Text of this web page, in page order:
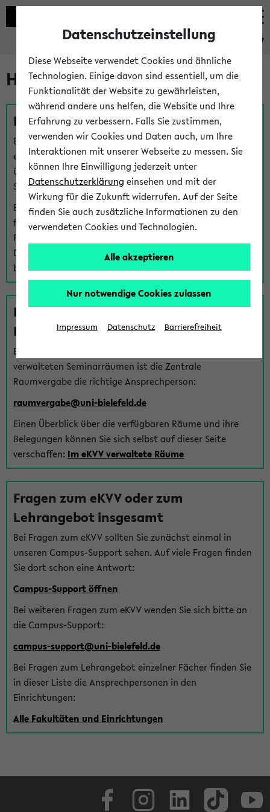
eKVV
Hilfe & Kontakt
Fragen zu einzelnen Veranstaltungen
Bei inhaltlichen und organisatorischen Fragen zu
einzelnen Veranstaltungen finden Sie Ansprechpersonen
über denFragen-Link bei jeder Veranstaltung. Der BIS
Support kann hier meist keine direkte Hilfe leisten.
Bei Veranstaltungen mit eKVV Teilnahmemanagement
finden Sie eine Auskunft über die Personen, die Ihre
Platzzuteilung im eKVV eingetragen haben, auf der
Detailseite zum Teilnahmemanagement der
betreffenden Veranstaltung.
Fragen zu im eKVV verwalteten
Räumen
Bei Fragen zur Vergabe von Hörsälen und vom eKVV
verwalteten Seminarräumen ist die Zentrale
Raumvergabe die richtige Ansprechperson:
raumvergabe@uni-bielefeld.de
Einen Überblick über die verfügbaren Räume und ihre
Belegungen können Sie sich selbst auf dieser Seite
verschaffen: Im eKVV verwaltete Räume
Fragen zum eKVV oder zum
Lehrangebot insgesamt
Bei Fragen zum eKVV sollten Sie zunächst einmal in
unseren Campus-Support sehen. Auf viele Fragen finden
Sie dort schon eine Antwort:
Campus-Support öffnen
Bei weiteren Fragen zum eKVV wenden Sie sich bitte an
die Campus-Support:
campus-support@uni-bielefeld.de
Bei Fragen zum Lehrangebot einzelner Fächer finden Sie
in dieser Liste die Ansprechpersonen in den
Einrichtungen:
Alle Fakultäten und Einrichtungen
Datenschutzeinstellung
Diese Webseite verwendet Cookies und ähnliche
Technologien. Einige davon sind essentiell, um die
Funktionalität der Website zu gewährleisten,
während andere uns helfen, die Website und Ihre
Erfahrung zu verbessern. Falls Sie zustimmen,
verwenden wir Cookies und Daten auch, um Ihre
Interaktionen mit unserer Webseite zu messen. Sie
können Ihre Einwilligung jederzeit unter
Datenschutzerklärung einsehen und mit der
Wirkung für die Zukunft widerrufen. Auf der Seite
finden Sie auch zusätzliche Informationen zu den
verwendeten Cookies und Technologien.
Alle akzeptieren
Nur notwendige Cookies zulassen
Impressum Datenschutz Barrierefreiheit